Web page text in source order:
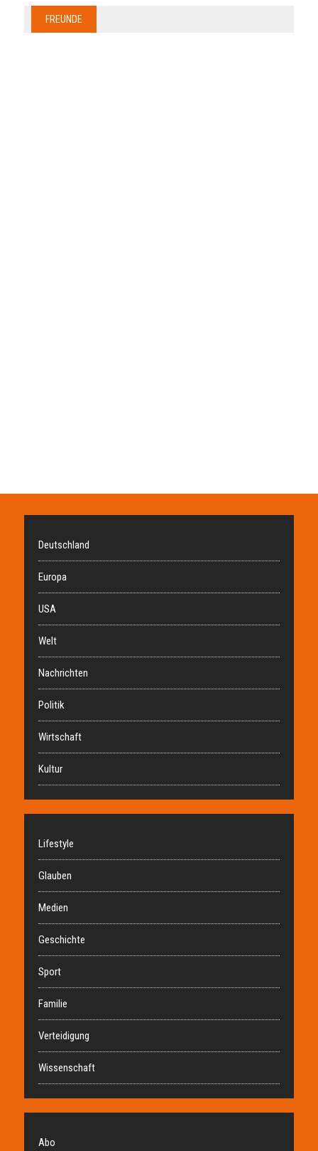
FREUNDE
Deutschland
Europa
USA
Welt
Nachrichten
Politik
Wirtschaft
Kultur
Lifestyle
Glauben
Medien
Geschichte
Sport
Familie
Verteidigung
Wissenschaft
Abo